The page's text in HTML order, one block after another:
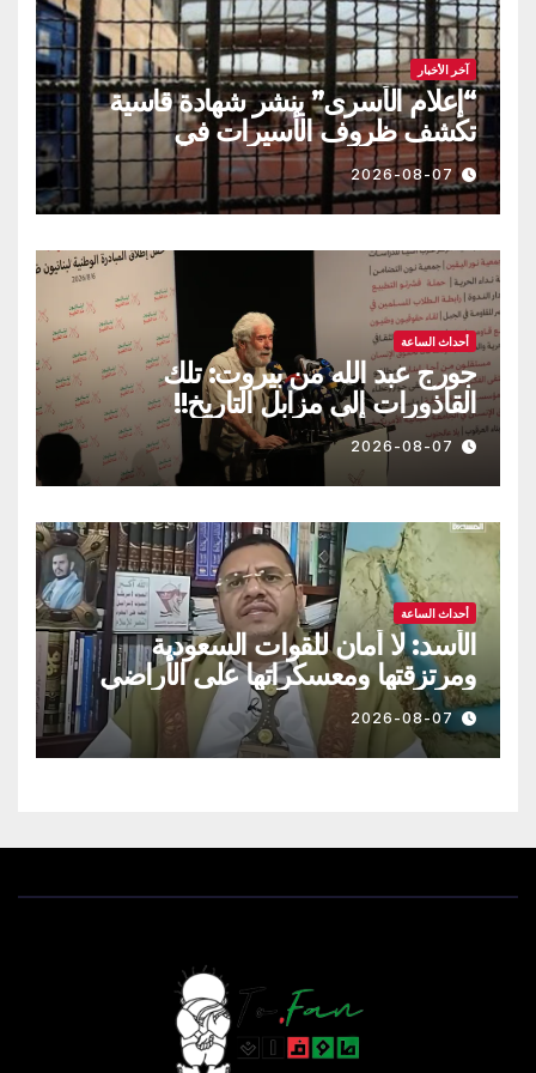
آخر الأخبار
“إعلام الأسرى” ينشر شهادة قاسية
تكشف ظروف الأسيرات في
“الدامون”
2026-08-07
أحداث الساعة
جورج عبد الله من بيروت: تلك
القاذورات إلى مزابل التاريخ!!
2026-08-07
أحداث الساعة
الأسد: لا أمان للقوات السعودية
ومرتزقتها ومعسكراتها على الأراضي
اليمنية
2026-08-07